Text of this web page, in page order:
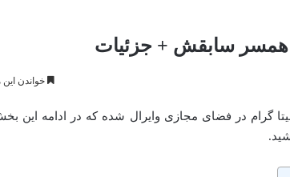
همسر سابقش + جزئیات
خواندن این مطلب 3
گرام در فضای مجازی وایرال شده که در ادامه این